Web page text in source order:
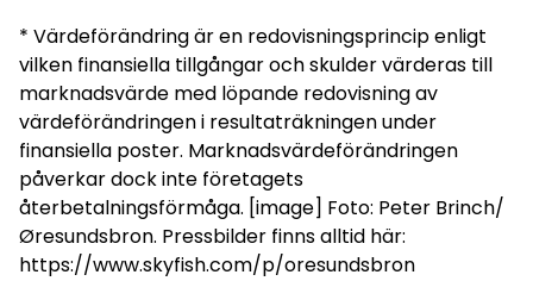
* Värdeförändring är en redovisningsprincip enligt
vilken finansiella tillgångar och skulder värderas till
marknadsvärde med löpande redovisning av
värdeförändringen i resultaträkningen under
finansiella poster. Marknadsvärdeförändringen
påverkar dock inte företagets
återbetalningsförmåga. [image] Foto: Peter Brinch/
Øresundsbron. Pressbilder finns alltid här:
https://www.skyfish.com/p/oresundsbron